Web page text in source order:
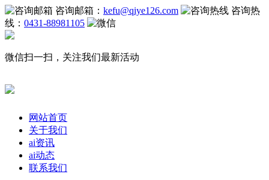
咨询邮箱： kefu@qiye126.com
咨询热
线： 0431-88981105
微信扫一扫，关注我们最新活动
网站首页
关于我们
ai资讯
ai动态
联系我们